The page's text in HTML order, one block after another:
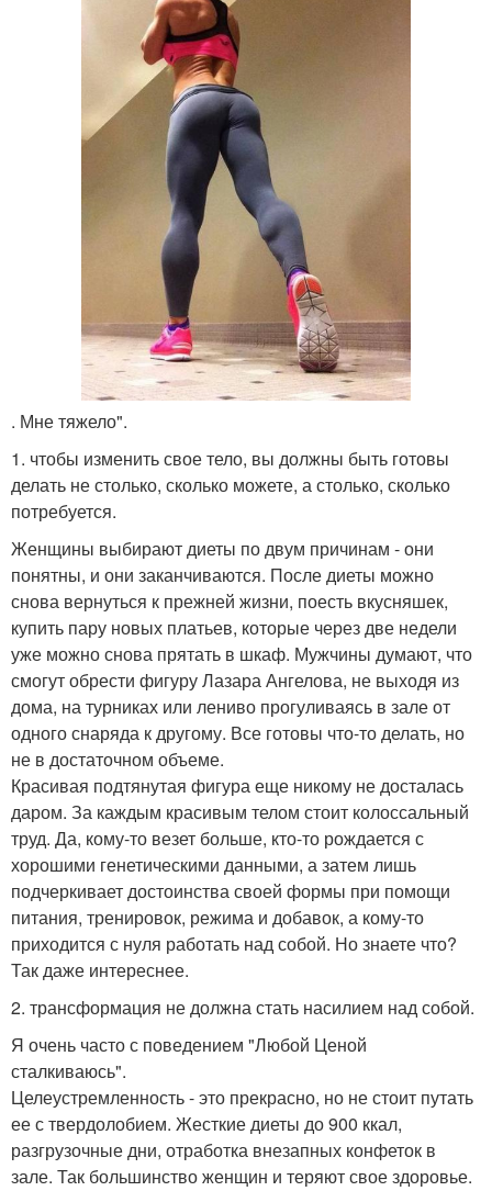
. Мне тяжело".
1. чтобы изменить свое тело, вы должны быть готовы
делать не столько, сколько можете, а столько, сколько
потребуется.
Женщины выбирают диеты по двум причинам - они
понятны, и они заканчиваются. После диеты можно
снова вернуться к прежней жизни, поесть вкусняшек,
купить пару новых платьев, которые через две недели
уже можно снова прятать в шкаф. Мужчины думают, что
смогут обрести фигуру Лазара Ангелова, не выходя из
дома, на турниках или лениво прогуливаясь в зале от
одного снаряда к другому. Все готовы что-то делать, но
не в достаточном объеме.
Красивая подтянутая фигура еще никому не досталась
даром. За каждым красивым телом стоит колоссальный
труд. Да, кому-то везет больше, кто-то рождается с
хорошими генетическими данными, а затем лишь
подчеркивает достоинства своей формы при помощи
питания, тренировок, режима и добавок, а кому-то
приходится с нуля работать над собой. Но знаете что?
Так даже интереснее.
2. трансформация не должна стать насилием над собой.
Я очень часто с поведением "Любой Ценой
сталкиваюсь".
Целеустремленность - это прекрасно, но не стоит путать
ее с твердолобием. Жесткие диеты до 900 ккал,
разгрузочные дни, отработка внезапных конфеток в
зале. Так большинство женщин и теряют свое здоровье.